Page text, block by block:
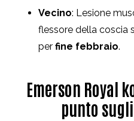
Vecino: Lesione
flessore della coscia
per fine febbraio.
Emerson Royal
punto